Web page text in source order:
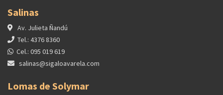
Salinas
Av. Julieta Ñandú
Tel.: 4376 8360
Cel.: 095 019 619
salinas@sigaloavarela.com
Lomas de Solymar